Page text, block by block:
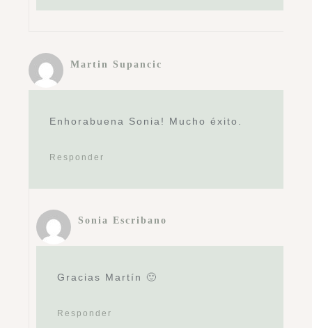
Martin Supancic
Enhorabuena Sonia! Mucho éxito.
Responder
Sonia Escribano
Gracias Martín 🙂
Responder